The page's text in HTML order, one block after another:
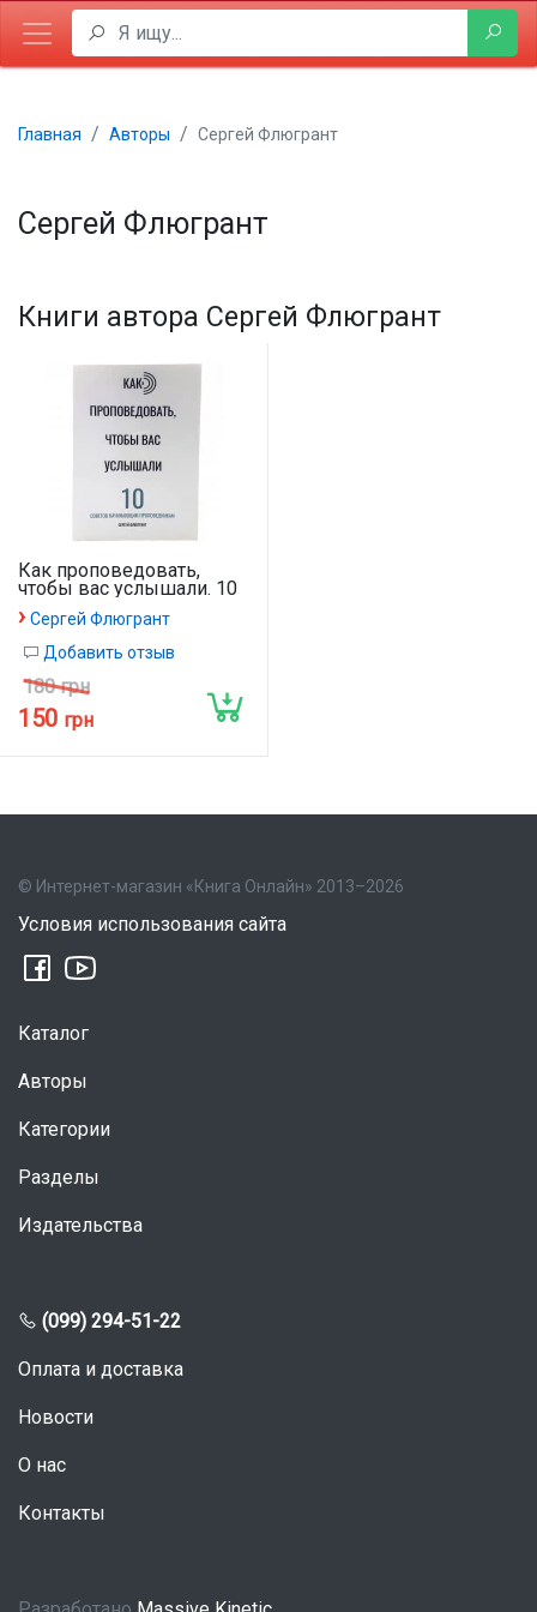
Главная Авторы Сергей Флюгрант
Сергей Флюгрант
Книги автора Сергей Флюгрант
Как проповедовать,
чтобы вас услышали. 10
советов начинающим
проповедникам
› Сергей Флюгрант
Добавить отзыв
180 грн
150 грн
© Интернет-магазин «Книга Онлайн» 2013–2026
Условия использования сайта
Каталог
Авторы
Категории
Разделы
Издательства
(099) 294-51-22
Оплата и доставка
Новости
О нас
Контакты